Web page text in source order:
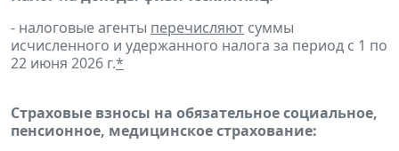
- налоговые агенты перечисляют суммы
исчисленного и удержанного налога за период с 1 по
22 июня 2026 г.*
Страховые взносы на обязательное социальное,
пенсионное, медицинское страхование: